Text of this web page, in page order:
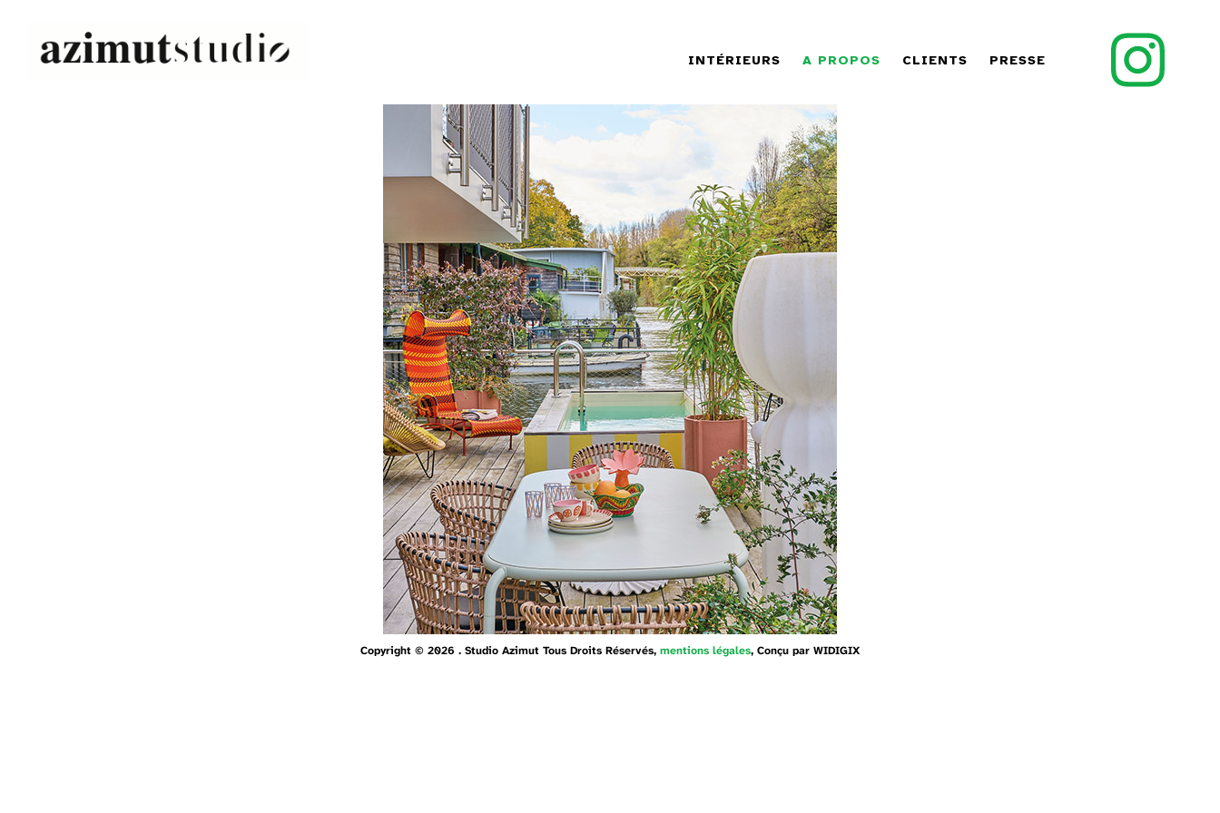
INTÉRIEURS A PROPOS CLIENTS PRESSE
Copyright © 2026 . Studio Azimut Tous Droits Réservés, mentions légales, Conçu par WIDIGIX